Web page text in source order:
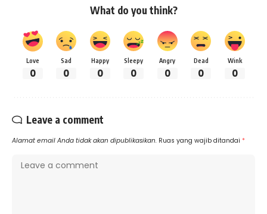
What do you think?
Love
0
Sad
0
Happy
0
Sleepy
0
Angry
0
Dead
0
Wink
0
Leave a comment
Alamat email Anda tidak akan dipublikasikan. Ruas yang wajib ditandai *